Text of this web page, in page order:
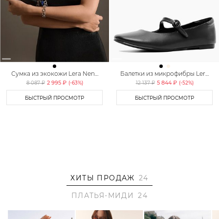
Сумка из экокожи Lera Nena
Unreal
8 087 ₽ 2 995 ₽ (-63%)
БЫСТРЫЙ ПРОСМОТР
Балетки из микрофибры Lera
Nena Unreal
12 137 ₽ 5 844 ₽ (-52%)
БЫСТРЫЙ ПРОСМОТР
ХИТЫ ПРОДАЖ 24
ПЛАТЬЯ-МИДИ
24